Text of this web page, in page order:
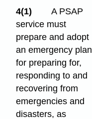
4(1)
A PSAP
service must
prepare and adopt
an emergency plan
for preparing for,
responding to and
recovering from
emergencies and
disasters, as